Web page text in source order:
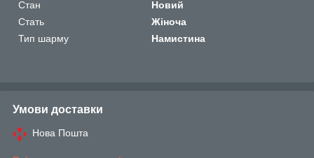
Стан
Новий
Стать
Жіноча
Тип шарму
Намистина
Умови доставки
Нова Пошта